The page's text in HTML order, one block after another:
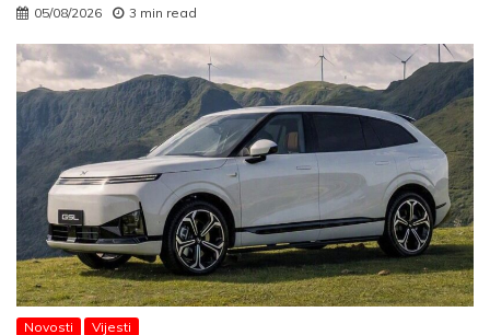
05/08/2026 3 min read
Novosti Vijesti